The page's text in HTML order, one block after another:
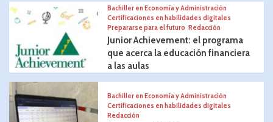
Bachiller en Economía y Administración
Certificaciones en habilidades digitales
Prepararse para el futuro Redacción
Junior Achievement: el programa
que acerca la educación financiera
a las aulas
Bachiller en Economía y Administración
Certificaciones en habilidades digitales
Redacción